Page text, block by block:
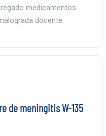
medicamentos
docente.
de meningitis W-135